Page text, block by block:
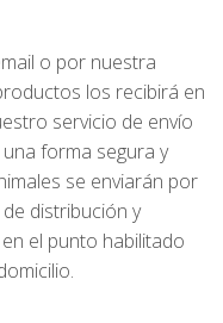
o por nuestra
los recibirá en
servicio de envío
forma segura y
se enviarán por
distribución y
el punto habilitado